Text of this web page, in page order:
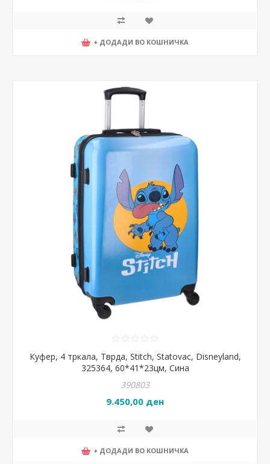
+ ДОДАДИ ВО КОШНИЧКА
Куфер, 4 тркала, Тврда, Stitch, Statovac, Disneyland,
325364, 60*41*23цм, Сина
390803
9.450,00 ден
+ ДОДАДИ ВО КОШНИЧКА